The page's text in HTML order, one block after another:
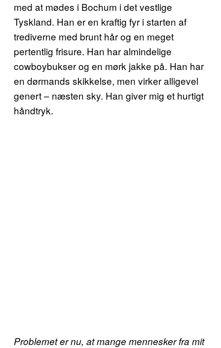
med at mødes i Bochum i det vestlige
Tyskland. Han er en kraftig fyr i starten af
trediverne med brunt hår og en meget
pertentlig frisure. Han har almindelige
cowboybukser og en mørk jakke på. Han har
en dørmands skikkelse, men virker alligevel
genert – næsten sky. Han giver mig et hurtigt
håndtryk.
Problemet er nu, at mange mennesker fra mit